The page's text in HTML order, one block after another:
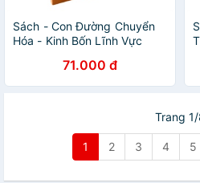
Sách - Con Đường Chuyển
Hóa - Kinh Bốn Lĩnh Vực
71.000 đ
Trang
1 2 3 4 5